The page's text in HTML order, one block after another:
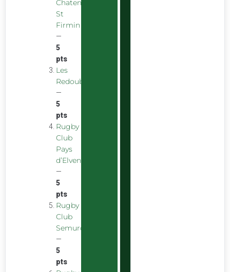
Chatenoy
St
Firmin
—
5
pts
Les
Redoubstables
—
5
pts
Rugby
Club
Pays
d’Elven
—
5
pts
Rugby
Club
Semurois
—
5
pts